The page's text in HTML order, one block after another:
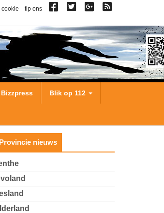
cookie tip ons
Bizzpress Blik op 112
Provincie nieuws